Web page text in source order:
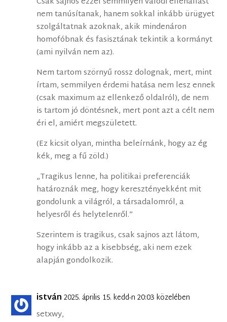
nem tanúsítanak, hanem sokkal inkább ürügyet
szolgáltatnak azoknak, akik mindenáron
homofóbnak és fasisztának tekintik a kormányt
(ami nyilván nem az).
Nem tartom szörnyű rossz dolognak, mert, mint
írtam, semmilyen érdemi hatása nem lesz ennek
(csak maximum az ellenkező oldalról), de nem
is tartom jó döntésnek, mert pont azt a célt nem
éri el, amiért megszületett.
(Ez kicsit olyan, mintha beleírnánk, hogy az ég
kék, meg a fű zöld.)
„Tragikus lenne, ha politikai preferenciák
határoznák meg, hogy keresztényekként mit
gondolunk a világról, a társadalomról, a
helyesről és helytelenről.”
Szerintem is tragikus, csak sajnos azt látom,
hogy inkább az a kisebbség, aki nem ezek
alapján gondolkozik.
istván 2025. április 15. kedd-n 20:03 közelében
setxwy,